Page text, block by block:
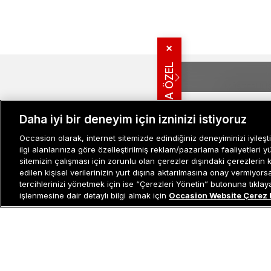
Müşteri İlişkileri0 850 800 01 20
MÜŞTERI
Sıkça
İade ve İptal
Kampanya
Kullanım
Aydınlatma
Site Haritası
Misafir Üye
Daha iyi bir deneyim için izninizi istiyoruz
Occasion olarak, internet sitemizde edindiğiniz deneyiminizi
ilgi alanlarınıza göre özelleştirilmiş reklam/pazarlama faaliyetleri
sitemizin çalışması için zorunlu olan çerezler dışındaki çerezlerin
edilen kişisel verilerinizin yurt dışına aktarılmasına onay
tercihlerinizi yönetmek için ise “Çerezleri Yönetin” butonuna
işlenmesine dair detaylı bilgi almak için Occasion Website Çerez
SANA ÖZEL
✕
Sepette %20 İndirim